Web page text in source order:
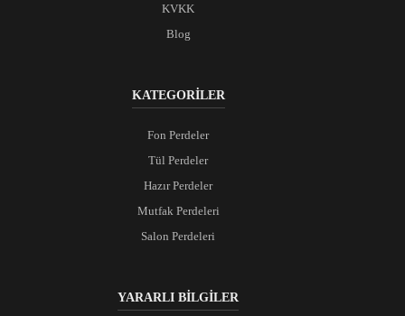
KVKK
Blog
KATEGORİLER
Fon Perdeler
Tül Perdeler
Hazır Perdeler
Mutfak Perdeleri
Salon Perdeleri
YARARLI BİLGİLER